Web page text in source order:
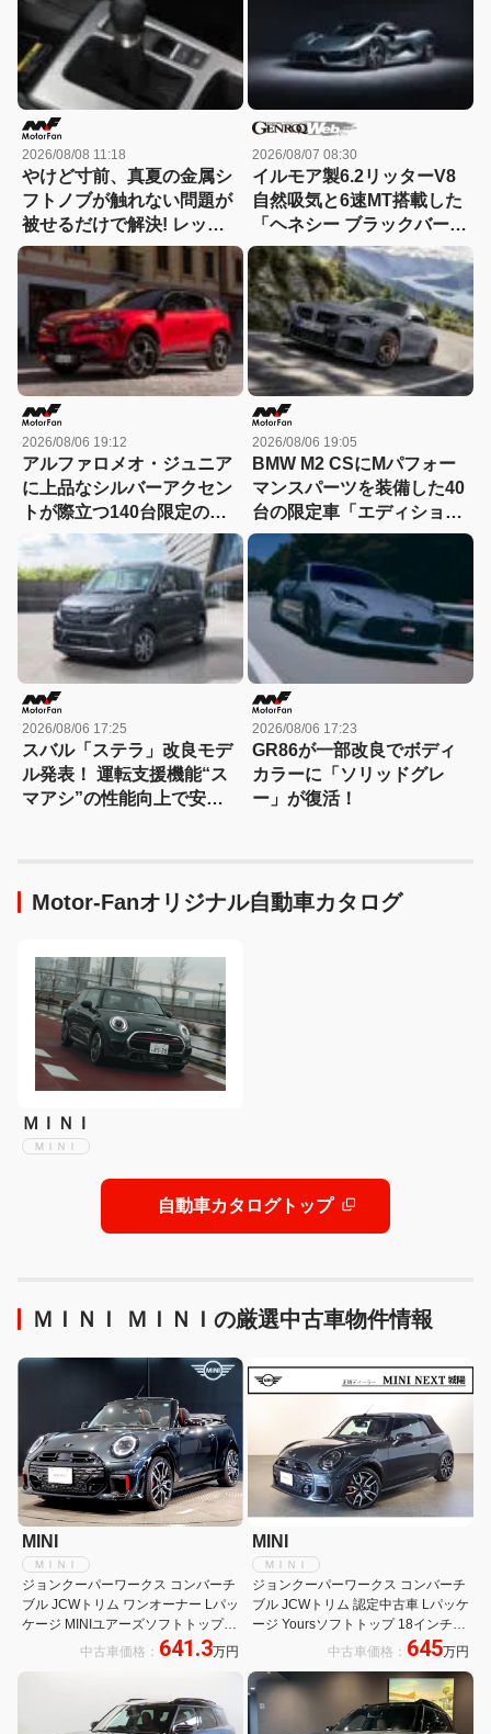
2026/08/08 11:18
やけど寸前、真夏の金属シ
フトノブが触れない問題が
被せるだけで解決! レッツ
ォのシリコンカバーが夏も
冬も快適すぎる! 【CAR
MONO図鑑】
2026/08/07 08:30
イルモア製6.2リッターV8
自然吸気と6速MT搭載した
「ヘネシー ブラックバー
ド」がデビュー【動画】
2026/08/06 19:12
アルファロメオ・ジュニア
に上品なシルバーアクセン
トが際立つ140台限定の
「スポルト スペチアーレ」
が登場！
2026/08/06 19:05
BMW M2 CSにMパフォー
マンスパーツを装備した40
台の限定車「エディショ
ン・エッジ」が登場！
2026/08/06 17:25
スバル「ステラ」改良モデ
ル発表！ 運転支援機能“ス
マアシ”の性能向上で安心
2026/08/06 17:23
GR86が一部改良でボディ
カラーに「ソリッドグレ
ー」が復活！
Motor-Fanオリジナル自動車カタログ
ＭＩＮＩ
ＭＩＮＩ
自動車カタログトップ
ＭＩＮＩ ＭＩＮＩの厳選中古車物件情報
MINI
ＭＩＮＩ
ジョンクーパーワークス コンバーチ
ブル JCWトリム ワンオーナー Lパッ
ケージ MINIユアーズソフトトップ
全自動クルーズコントロール パーキ
電動シート 置き型充電
中古車価格： 641.3万円
MINI
ＭＩＮＩ
ジョンクーパーワークス コンバーチ
ブル JCWトリム 認定中古車 Lパッケ
ージ Yoursソフトトップ 18インチホ
イール 電動シート シートヒーター
ルインナーミラー フロントバンパー
トリムカーボンPPF
中古車価格： 645万円